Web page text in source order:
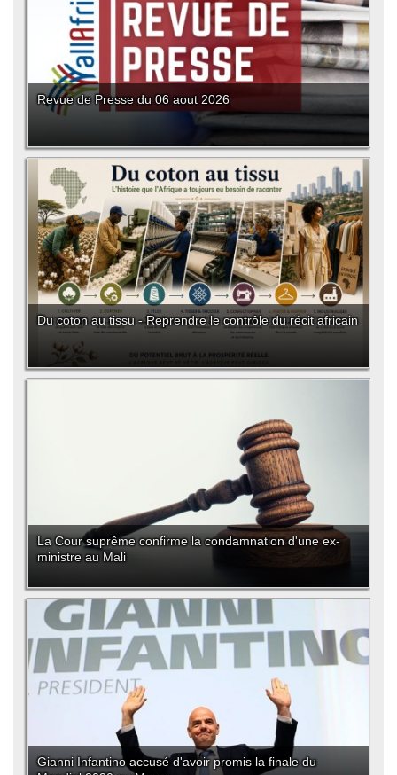
Revue de Presse du 06 aout 2026
Du coton au tissu - Reprendre le contrôle du récit africain
La Cour suprême confirme la condamnation d'une ex-
ministre au Mali
Gianni Infantino accusé d'avoir promis la finale du